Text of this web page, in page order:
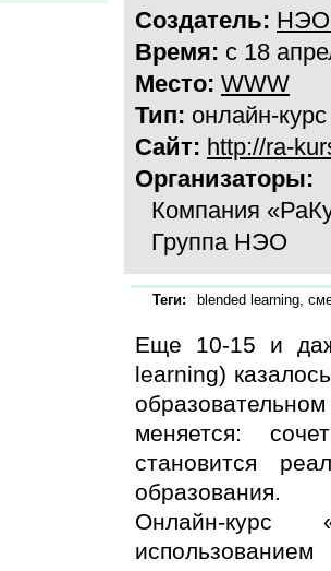
Создатель: НЭО
Время: с 18
Место: WWW
Тип: онлайн-курс
Сайт: http://ra-
Организаторы:
Компания
Группа НЭО
Теги: blended learning,
Еще 10-15 и
learning)
меняется:
становится
образования.
Онлайн-курс